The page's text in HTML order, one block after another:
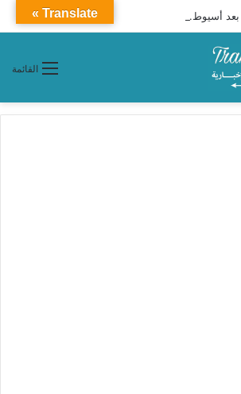
يتوقف 6 محطات بعد أسيوط.. تفاصيل قطار 927 أبوالهول إلى الإسكندرية
القائمة
Translate »